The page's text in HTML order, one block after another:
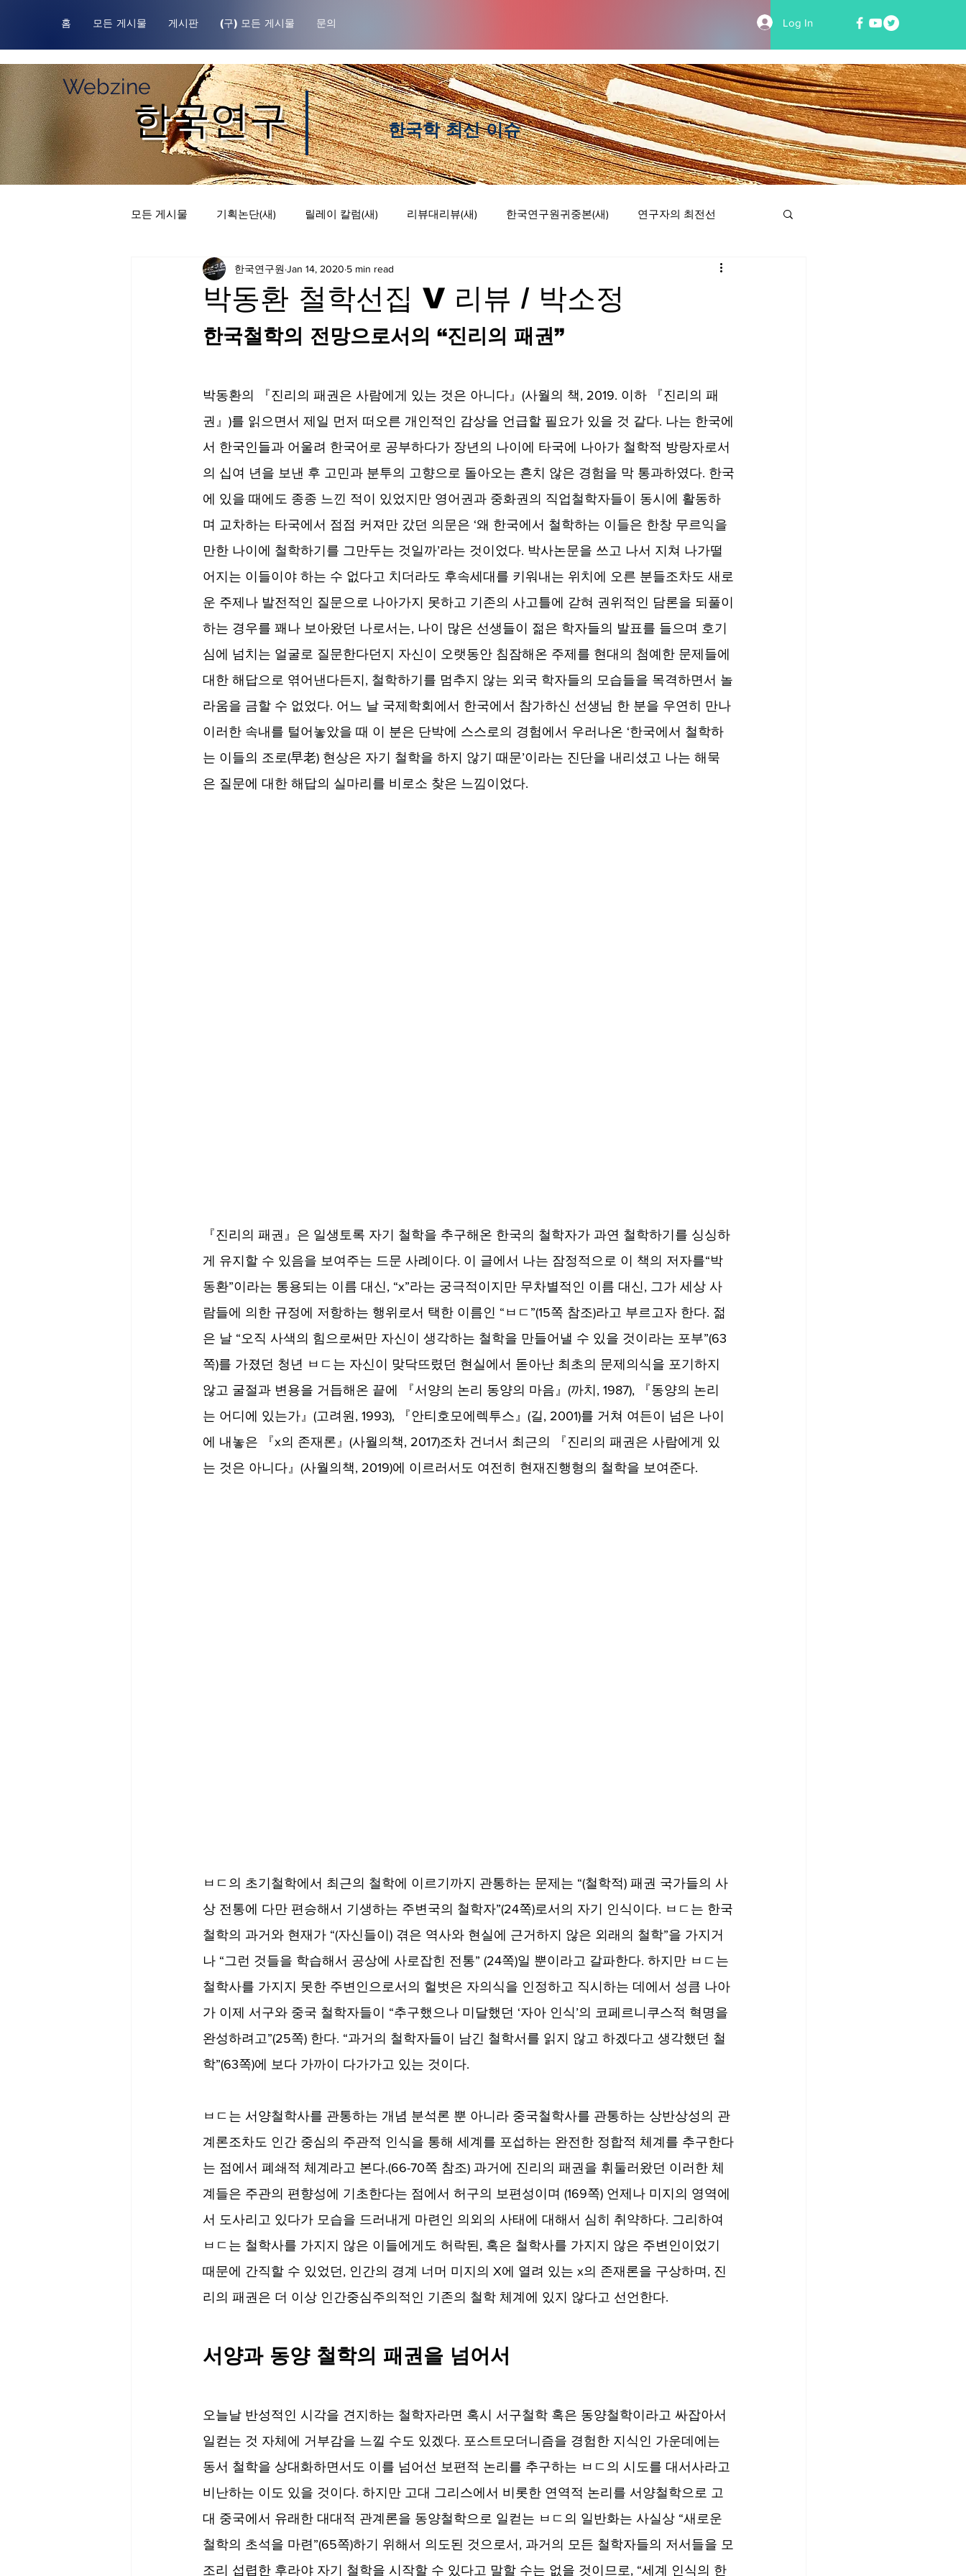
홈 모든 게시물 게시판 (구) 모든 게시물 문의 Log In
Webzine
​한국학 최신 이슈
한국연구
모든 게시물 기획논단(새) 릴레이 칼럼(새) 리뷰대리뷰(새) 한국연구원귀중본(새) 연구자의 최전선
한국연구원귀중본 릴레이 칼럼 리뷰 대 리뷰
박동환 철학선집 V 리뷰 / 박소정
한국연구원 Jan 14, 2020 5 min read
한국철학의 전망으로서의 “진리의 패권”
박동환의 『진리의 패권은 사람에게 있는 것은 아니다』(사월의 책, 2019. 이하 『진리의 패
권』)를 읽으면서 제일 먼저 떠오른 개인적인 감상을 언급할 필요가 있을 것 같다. 나는 한국에
서 한국인들과 어울려 한국어로 공부하다가 장년의 나이에 타국에 나아가 철학적 방랑자로서
의 십여 년을 보낸 후 고민과 분투의 고향으로 돌아오는 흔치 않은 경험을 막 통과하였다. 한국
에 있을 때에도 종종 느낀 적이 있었지만 영어권과 중화권의 직업철학자들이 동시에 활동하
며 교차하는 타국에서 점점 커져만 갔던 의문은 ‘왜 한국에서 철학하는 이들은 한창 무르익을
만한 나이에 철학하기를 그만두는 것일까’라는 것이었다. 박사논문을 쓰고 나서 지쳐 나가떨
어지는 이들이야 하는 수 없다고 치더라도 후속세대를 키워내는 위치에 오른 분들조차도 새로
운 주제나 발전적인 질문으로 나아가지 못하고 기존의 사고틀에 갇혀 권위적인 담론을 되풀이
하는 경우를 꽤나 보아왔던 나로서는, 나이 많은 선생들이 젊은 학자들의 발표를 들으며 호기
심에 넘치는 얼굴로 질문한다던지 자신이 오랫동안 침잠해온 주제를 현대의 첨예한 문제들에
대한 해답으로 엮어낸다든지, 철학하기를 멈추지 않는 외국 학자들의 모습들을 목격하면서 놀
라움을 금할 수 없었다. 어느 날 국제학회에서 한국에서 참가하신 선생님 한 분을 우연히 만나
이러한 속내를 털어놓았을 때 이 분은 단박에 스스로의 경험에서 우러나온 ‘한국에서 철학하
는 이들의 조로(早老) 현상은 자기 철학을 하지 않기 때문’이라는 진단을 내리셨고 나는 해묵
은 질문에 대한 해답의 실마리를 비로소 찾은 느낌이었다.
『진리의 패권』은 일생토록 자기 철학을 추구해온 한국의 철학자가 과연 철학하기를 싱싱하
게 유지할 수 있음을 보여주는 드문 사례이다. 이 글에서 나는 잠정적으로 이 책의 저자를“박
동환”이라는 통용되는 이름 대신, “x”라는 궁극적이지만 무차별적인 이름 대신, 그가 세상 사
람들에 의한 규정에 저항하는 행위로서 택한 이름인 “ㅂㄷ”(15쪽 참조)라고 부르고자 한다. 젊
은 날 “오직 사색의 힘으로써만 자신이 생각하는 철학을 만들어낼 수 있을 것이라는 포부”(63
쪽)를 가졌던 청년 ㅂㄷ는 자신이 맞닥뜨렸던 현실에서 돋아난 최초의 문제의식을 포기하지
않고 굴절과 변용을 거듭해온 끝에 『서양의 논리 동양의 마음』(까치, 1987), 『동양의 논리
는 어디에 있는가』(고려원, 1993), 『안티호모에렉투스』(길, 2001)를 거쳐 여든이 넘은 나이
에 내놓은 『x의 존재론』(사월의책, 2017)조차 건너서 최근의 『진리의 패권은 사람에게 있
는 것은 아니다』(사월의책, 2019)에 이르러서도 여전히 현재진행형의 철학을 보여준다.
ㅂㄷ의 초기철학에서 최근의 철학에 이르기까지 관통하는 문제는 “(철학적) 패권 국가들의 사
상 전통에 다만 편승해서 기생하는 주변국의 철학자”(24쪽)로서의 자기 인식이다. ㅂㄷ는 한국
철학의 과거와 현재가 “(자신들이) 겪은 역사와 현실에 근거하지 않은 외래의 철학”을 가지거
나 “그런 것들을 학습해서 공상에 사로잡힌 전통” (24쪽)일 뿐이라고 갈파한다. 하지만 ㅂㄷ는
철학사를 가지지 못한 주변인으로서의 헐벗은 자의식을 인정하고 직시하는 데에서 성큼 나아
가 이제 서구와 중국 철학자들이 “추구했으나 미달했던 ‘자아 인식’의 코페르니쿠스적 혁명을
완성하려고”(25쪽) 한다. “과거의 철학자들이 남긴 철학서를 읽지 않고 하겠다고 생각했던 철
학”(63쪽)에 보다 가까이 다가가고 있는 것이다.
ㅂㄷ는 서양철학사를 관통하는 개념 분석론 뿐 아니라 중국철학사를 관통하는 상반상성의 관
계론조차도 인간 중심의 주관적 인식을 통해 세계를 포섭하는 완전한 정합적 체계를 추구한다
는 점에서 폐쇄적 체계라고 본다.(66-70쪽 참조) 과거에 진리의 패권을 휘둘러왔던 이러한 체
계들은 주관의 편향성에 기초한다는 점에서 허구의 보편성이며 (169쪽) 언제나 미지의 영역에
서 도사리고 있다가 모습을 드러내게 마련인 의외의 사태에 대해서 심히 취약하다. 그리하여
ㅂㄷ는 철학사를 가지지 않은 이들에게도 허락된, 혹은 철학사를 가지지 않은 주변인이었기
때문에 간직할 수 있었던, 인간의 경계 너머 미지의 X에 열려 있는 x의 존재론을 구상하며, 진
리의 패권은 더 이상 인간중심주의적인 기존의 철학 체계에 있지 않다고 선언한다.
서양과 동양 철학의 패권을 넘어서
오늘날 반성적인 시각을 견지하는 철학자라면 혹시 서구철학 혹은 동양철학이라고 싸잡아서
일컫는 것 자체에 거부감을 느낄 수도 있겠다. 포스트모더니즘을 경험한 지식인 가운데에는
동서 철학을 상대화하면서도 이를 넘어선 보편적 논리를 추구하는 ㅂㄷ의 시도를 대서사라고
비난하는 이도 있을 것이다. 하지만 고대 그리스에서 비롯한 연역적 논리를 서양철학으로 고
대 중국에서 유래한 대대적 관계론을 동양철학으로 일컫는 ㅂㄷ의 일반화는 사실상 “새로운
철학의 초석을 마련”(65쪽)하기 위해서 의도된 것으로서, 과거의 모든 철학자들의 저서들을 모
조리 섭렵한 후라야 자기 철학을 시작할 수 있다고 말할 수는 없을 것이므로, “세계 인식의 한